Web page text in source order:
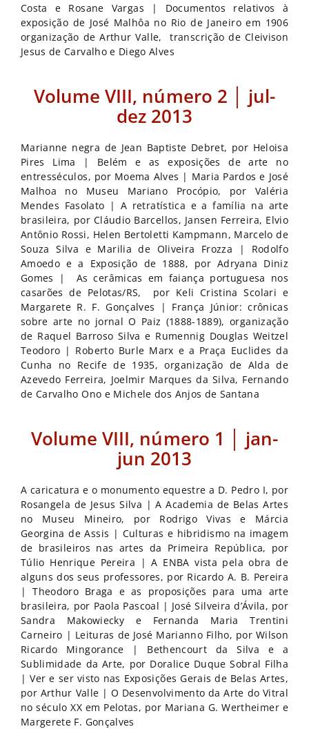
Costa e Rosane Vargas | Documentos relativos à
exposição de José Malhôa no Rio de Janeiro em 1906
organização de Arthur Valle, transcrição de Cleivison
Jesus de Carvalho e Diego Alves
Volume VIII, número 2 │ jul-
dez 2013
Marianne negra de Jean Baptiste Debret, por Heloisa
Pires Lima | Belém e as exposições de arte no
entresséculos, por Moema Alves | Maria Pardos e José
Malhoa no Museu Mariano Procópio, por Valéria
Mendes Fasolato | A retratística e a família na arte
brasileira, por Cláudio Barcellos, Jansen Ferreira, Elvio
Antônio Rossi, Helen Bertoletti Kampmann, Marcelo de
Souza Silva e Marilia de Oliveira Frozza | Rodolfo
Amoedo e a Exposição de 1888, por Adryana Diniz
Gomes | As cerâmicas em faiança portuguesa nos
casarões de Pelotas/RS, por Keli Cristina Scolari e
Margarete R. F. Gonçalves | França Júnior: crônicas
sobre arte no jornal O Paiz (1888-1889), organização
de Raquel Barroso Silva e Rumennig Douglas Weitzel
Teodoro | Roberto Burle Marx e a Praça Euclides da
Cunha no Recife de 1935, organização de Alda de
Azevedo Ferreira, Joelmir Marques da Silva, Fernando
de Carvalho Ono e Michele dos Anjos de Santana
Volume VIII, número 1 │ jan-
jun 2013
A caricatura e o monumento equestre a D. Pedro I, por
Rosangela de Jesus Silva | A Academia de Belas Artes
no Museu Mineiro, por Rodrigo Vivas e Márcia
Georgina de Assis | Culturas e hibridismo na imagem
de brasileiros nas artes da Primeira República, por
Túlio Henrique Pereira | A ENBA vista pela obra de
alguns dos seus professores, por Ricardo A. B. Pereira
| Theodoro Braga e as proposições para uma arte
brasileira, por Paola Pascoal | José Silveira d’Ávila, por
Sandra Makowiecky e Fernanda Maria Trentini
Carneiro | Leituras de José Marianno Filho, por Wilson
Ricardo Mingorance | Bethencourt da Silva e a
Sublimidade da Arte, por Doralice Duque Sobral Filha
| Ver e ser visto nas Exposições Gerais de Belas Artes,
por Arthur Valle | O Desenvolvimento da Arte do Vitral
no século XX em Pelotas, por Mariana G. Wertheimer e
Margerete F. Gonçalves